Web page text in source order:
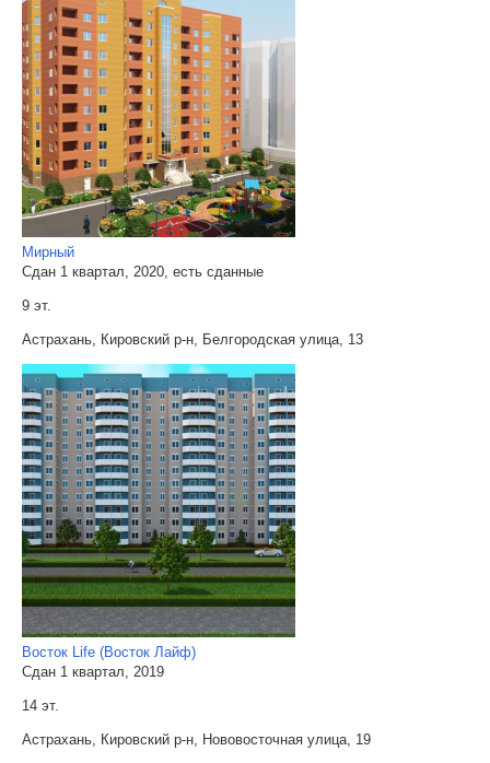
Мирный
Сдан 1 квартал, 2020, есть сданные
9 эт.
Астрахань, Кировский р-н, Белгородская улица, 13
Восток Life (Восток Лайф)
Сдан 1 квартал, 2019
14 эт.
Астрахань, Кировский р-н, Нововосточная улица, 19